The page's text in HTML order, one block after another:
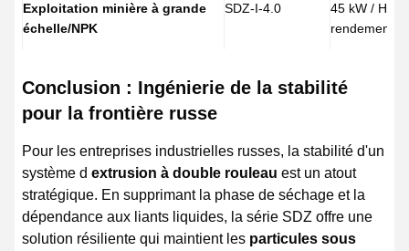
Exploitation minière à grande
échelle/NPK
SDZ-I-4.0
45 kW / Haut
rendement
Conclusion : Ingénierie de la stabilité
pour la frontière russe
Pour les entreprises industrielles russes, la stabilité d'un
système d extrusion à double rouleau est un atout
stratégique. En supprimant la phase de séchage et la
dépendance aux liants liquides, la série SDZ offre une
solution résiliente qui maintient les particules sous